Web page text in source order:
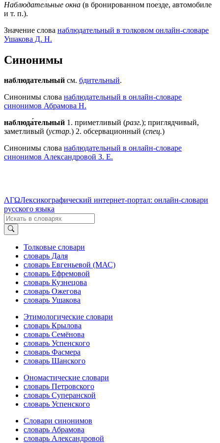
Наблюдательные окна (в бронированном поезде, автомобиле
и т. п.).
Значение слова наблюдательный в толковом онлайн-словаре
Ушакова Д. Н.
Синонимы
наблюдательный см. бдительный.
Синонимы слова наблюдательный в онлайн-словаре
синонимов Абрамова Н.
наблюда́тельный 1. приметливый (разг.); приглядчивый,
заметливый (устар.) 2. обсервационный (спец.)
Синонимы слова наблюдательный в онлайн-словаре
синонимов Александровой З. Е.
ΛΓΩЛексикографический интернет-портал: онлайн-словари
русского языка
Толковые словари
словарь Даля
словарь Евгеньевой (МАС)
словарь Ефремовой
словарь Кузнецова
словарь Ожегова
словарь Ушакова
Этимологические словари
словарь Крылова
словарь Семёнова
словарь Успенского
словарь Фасмера
словарь Шанского
Ономастические словари
словарь Петровского
словарь Суперанской
словарь Успенского
Словари синонимов
словарь Абрамова
словарь Александровой